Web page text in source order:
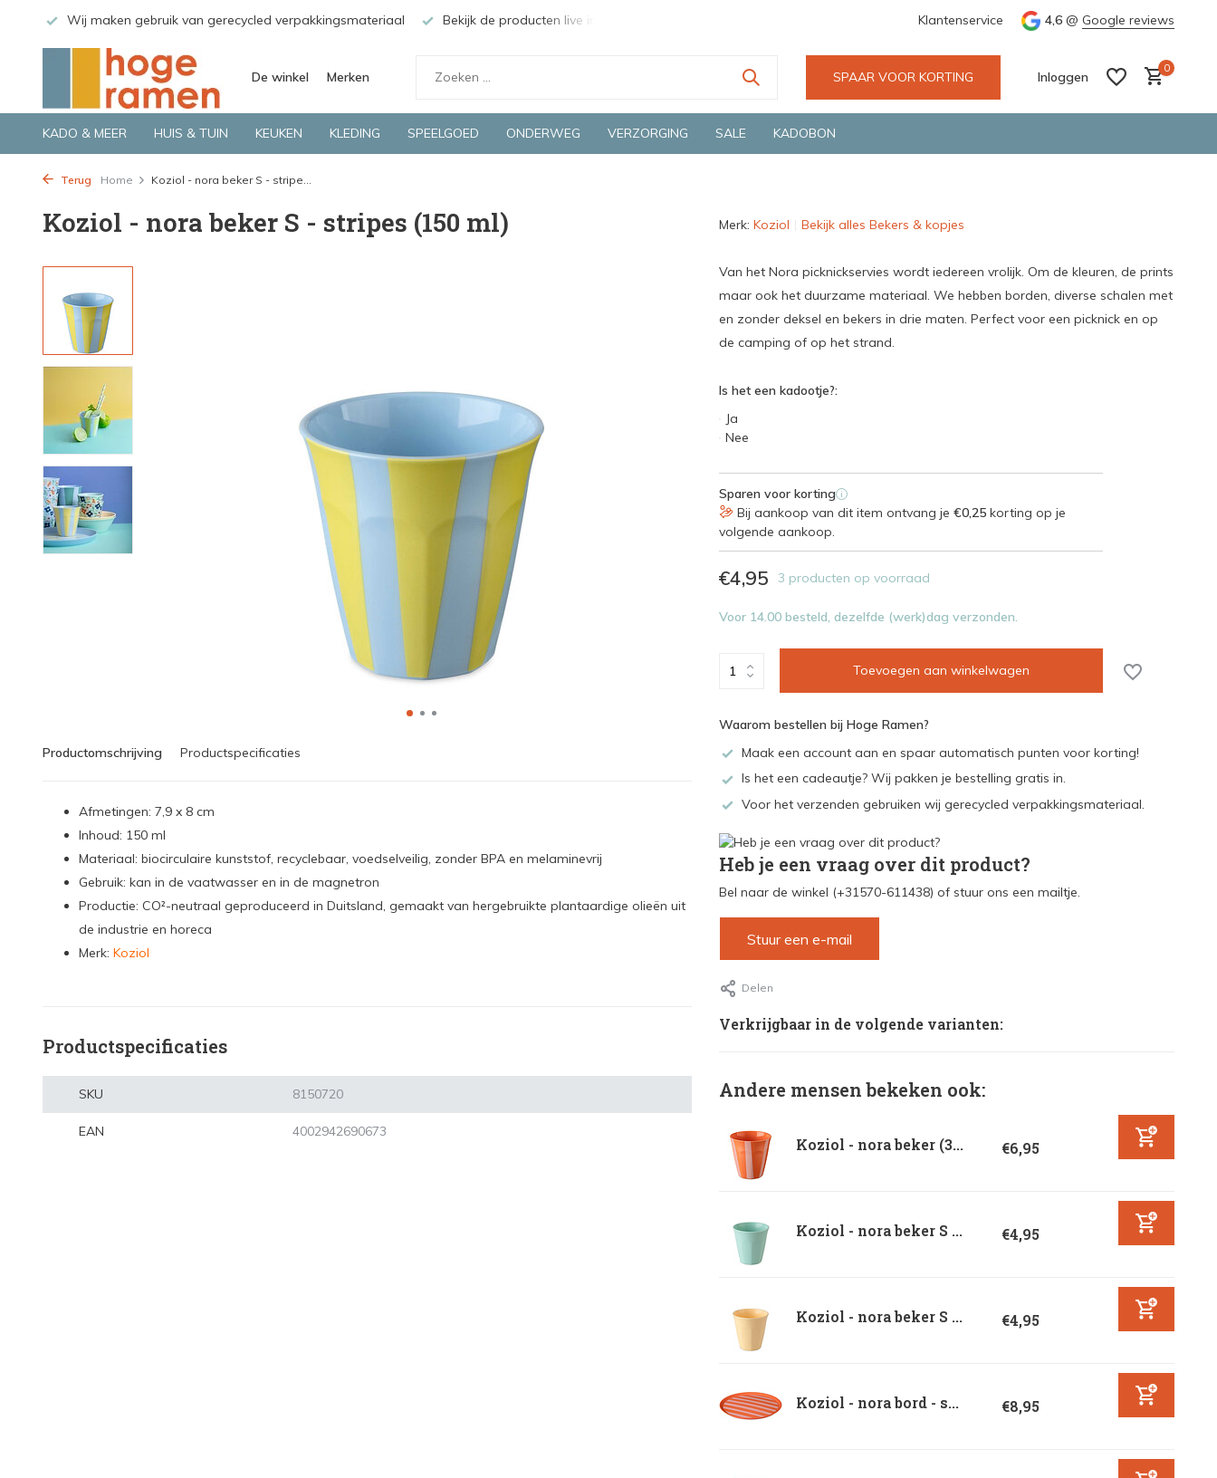
Wij maken gebruik van gerecycled verpakkingsmateriaal Bekijk de producten live in onze winkel in Deventer Groene en snelle bezorging door o.a. Fietskoerier en GLS. Wij
Klantenservice 4,6 @ Google reviews
De winkel Merken SPAAR VOOR KORTING Inloggen
0
KADO & MEER HUIS & TUIN KEUKEN KLEDING SPEELGOED ONDERWEG VERZORGING SALE KADOBON
Terug Home Koziol - nora beker S - stripe...
Koziol - nora beker S - stripes (150 ml)
Productomschrijving Productspecificaties
Afmetingen: 7,9 x 8 cm
Inhoud: 150 ml
Materiaal: biocirculaire kunststof, recyclebaar, voedselveilig, zonder BPA en melaminevrij
Gebruik: kan in de vaatwasser en in de magnetron
Productie: CO²-neutraal geproduceerd in Duitsland, gemaakt van hergebruikte plantaardige olieën uit
de industrie en horeca
Merk: Koziol
Productspecificaties
SKU 8150720
EAN 4002942690673
Merk: Koziol Bekijk alles Bekers & kopjes
Van het Nora picknickservies wordt iedereen vrolijk. Om de kleuren, de prints
maar ook het duurzame materiaal. We hebben borden, diverse schalen met
en zonder deksel en bekers in drie maten. Perfect voor een picknick en op
de camping of op het strand.
Is het een kadootje?:
Ja
Nee
Sparen voor korting i
Bij aankoop van dit item ontvang je €0,25korting op je
volgende aankoop.
€4,95 3 producten op voorraad
Voor 14.00 besteld, dezelfde (werk)dag verzonden.
Toevoegen aan winkelwagen
Waarom bestellen bij Hoge Ramen?
Maak een account aan en spaar automatisch punten voor korting!
Is het een cadeautje? Wij pakken je bestelling gratis in.
Voor het verzenden gebruiken wij gerecycled verpakkingsmateriaal.
Heb je een vraag over dit product?
Bel naar de winkel (+31570-611438) of stuur ons een mailtje.
Stuur een e-mail
Delen
Verkrijgbaar in de volgende varianten:
Andere mensen bekeken ook:
Koziol - nora beker (3... €6,95
Koziol - nora beker S ... €4,95
Koziol - nora beker S ... €4,95
Koziol - nora bord - s... €8,95